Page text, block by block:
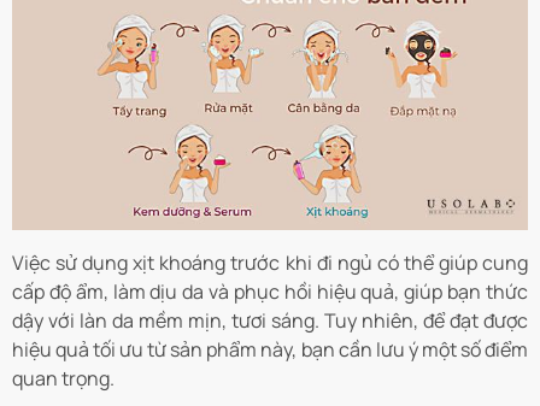
Việc sử dụng xịt khoáng trước khi đi ngủ có thể giúp cung
cấp độ ẩm, làm dịu da và phục hồi hiệu quả, giúp bạn thức
dậy với làn da mềm mịn, tươi sáng. Tuy nhiên, để đạt được
hiệu quả tối ưu từ sản phẩm này, bạn cần lưu ý một số điểm
quan trọng.